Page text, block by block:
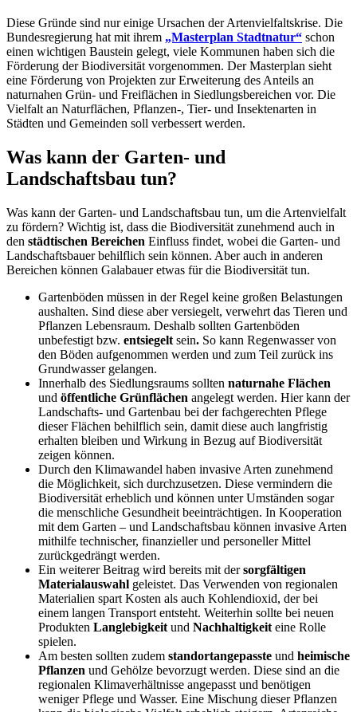
Diese Gründe sind nur einige Ursachen der Artenvielfaltskrise. Die
Bundesregierung hat mit ihrem „Masterplan Stadtnatur“ schon
einen wichtigen Baustein gelegt, viele Kommunen haben sich die
Förderung der Biodiversität vorgenommen. Der Masterplan sieht
eine Förderung von Projekten zur Erweiterung des Anteils an
naturnahen Grün- und Freiflächen in Siedlungsbereichen vor. Die
Vielfalt an Naturflächen, Pflanzen-, Tier- und Insektenarten in
Städten und Gemeinden soll verbessert werden.
Was kann der Garten- und
Landschaftsbau tun?
Was kann der Garten- und Landschaftsbau tun, um die Artenvielfalt
zu fördern? Wichtig ist, dass die Biodiversität zunehmend auch in
den städtischen Bereichen Einfluss findet, wobei die Garten- und
Landschaftsbauer behilflich sein können. Aber auch in anderen
Bereichen können Galabauer etwas für die Biodiversität tun.
Gartenböden müssen in der Regel keine großen Belastungen
aushalten. Sind diese aber versiegelt, verwehrt das Tieren und
Pflanzen Lebensraum. Deshalb sollten Gartenböden
unbefestigt bzw. entsiegelt sein. So kann Regenwasser von
den Böden aufgenommen werden und zum Teil zurück ins
Grundwasser gelangen.
Innerhalb des Siedlungsraums sollten naturnahe Flächen
und öffentliche Grünflächen angelegt werden. Hier kann der
Landschafts- und Gartenbau bei der fachgerechten Pflege
dieser Flächen behilflich sein, damit diese auch langfristig
erhalten bleiben und Wirkung in Bezug auf Biodiversität
zeigen können.
Durch den Klimawandel haben invasive Arten zunehmend
die Möglichkeit, sich durchzusetzen. Diese vermindern die
Biodiversität erheblich und können unter Umständen sogar
die menschliche Gesundheit beeinträchtigen. In Kooperation
mit dem Garten – und Landschaftsbau können invasive Arten
mithilfe technischer, finanzieller und personeller Mittel
zurückgedrängt werden.
Ein weiterer Beitrag wird bereits mit dersorgfältigen
Materialauswahl geleistet. Das Verwenden von regionalen
Materialien spart Kosten als auch Kohlendioxid, der bei
einem langen Transport entsteht. Weiterhin sollte bei neuen
Produkten Langlebigkeit und Nachhaltigkeit eine Rolle
spielen.
Am besten sollten zudem standortangepasste und heimische
Pflanzen und Gehölze bevorzugt werden. Diese sind an die
regionalen Klimaverhältnisse angepasst und benötigen
weniger Pflege und Wasser. Eine Mischung dieser Pflanzen